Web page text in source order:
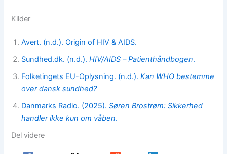
Kilder
Avert. (n.d.). Origin of HIV & AIDS.
Sundhed.dk. (n.d.).HIV/AIDS – Patienthåndbogen.
Folketingets EU-Oplysning. (n.d.).Kan WHO bestemme
over dansk sundhed?
Danmarks Radio. (2025).Søren Brostrøm: Sikkerhed
handler ikke kun om våben.
Del videre